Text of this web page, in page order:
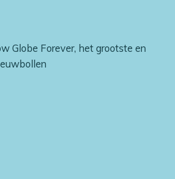
Globe Forever, het grootste en